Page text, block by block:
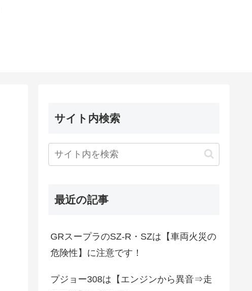
サイト内検索
最近の記事
GRスープラのSZ-R・SZは【車両火災の
危険性】に注意です！
プジョー308は【エンジンから異音⇒走